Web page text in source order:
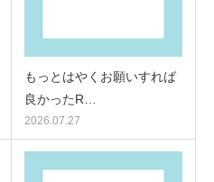
もっとはやくお願いすれば
良かったR…
2026.07.27